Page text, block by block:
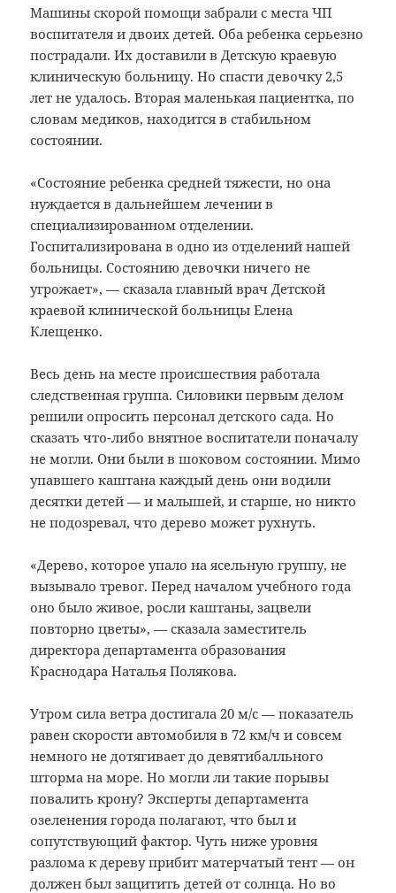
Машины скорой помощи забрали с места ЧП
воспитателя и двоих детей. Оба ребенка серьезно
пострадали. Их доставили в Детскую краевую
клиническую больницу. Но спасти девочку 2,5
лет не удалось. Вторая маленькая пациентка, по
словам медиков, находится в стабильном
состоянии.
«Состояние ребенка средней тяжести, но она
нуждается в дальнейшем лечении в
специализированном отделении.
Госпитализирована в одно из отделений нашей
больницы. Состоянию девочки ничего не
угрожает», — сказала главный врач Детской
краевой клинической больницы Елена
Клещенко.
Весь день на месте происшествия работала
следственная группа. Силовики первым делом
решили опросить персонал детского сада. Но
сказать что-либо внятное воспитатели поначалу
не могли. Они были в шоковом состоянии. Мимо
упавшего каштана каждый день они водили
десятки детей — и малышей, и старше, но никто
не подозревал, что дерево может рухнуть.
«Дерево, которое упало на ясельную группу, не
вызывало тревог. Перед началом учебного года
оно было живое, росли каштаны, зацвели
повторно цветы», — сказала заместитель
директора департамента образования
Краснодара Наталья Полякова.
Утром сила ветра достигала 20 м/с — показатель
равен скорости автомобиля в 72 км/ч и совсем
немного не дотягивает до девятибалльного
шторма на море. Но могли ли такие порывы
повалить крону? Эксперты департамента
озеленения города полагают, что был и
сопутствующий фактор. Чуть ниже уровня
разлома к дереву прибит матерчатый тент — он
должен был защитить детей от солнца. Но во